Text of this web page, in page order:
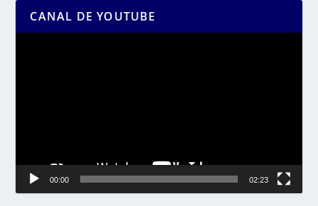
CANAL DE YOUTUBE
00:00 02:23